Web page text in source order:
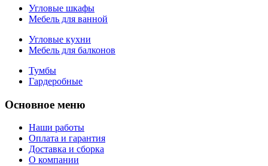
Угловые шкафы
Мебель для ванной
Угловые кухни
Мебель для балконов
Тумбы
Гардеробные
Основное меню
Наши работы
Оплата и гарантия
Доставка и сборка
О компании